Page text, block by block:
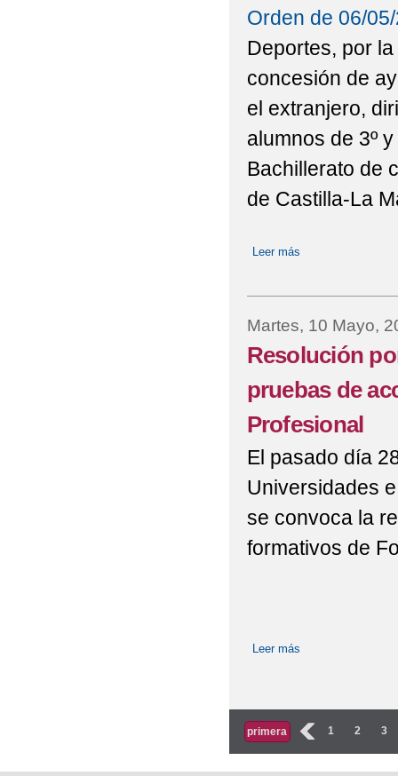
Orden de 06/
Deportes, por
concesión de
el extranjero,
alumnos de 3º
Bachillerato de
de Castilla-La
Leer más
Martes, 10 Mayo,
Resolución
pruebas de
Profesional
El pasado día
Universidades
se convoca la
formativos de
Leer más
Páginas
primera ‹ 1 2 3